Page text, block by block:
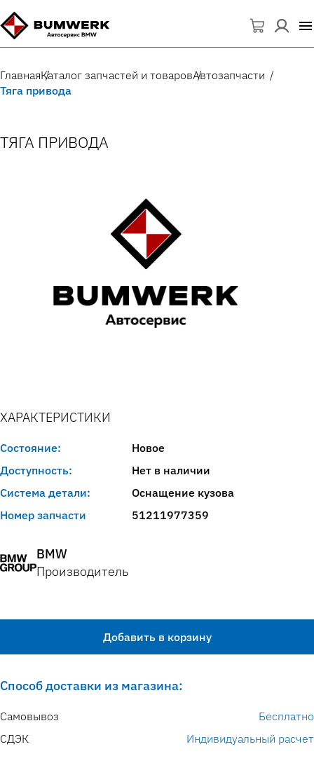
ГлавнаяКаталог запчастей и товаровАвтозапчасти
Тяга привода
ТЯГА ПРИВОДА
ХАРАКТЕРИСТИКИ
Состояние:
Новое
Доступность:
Нет в наличии
Система детали:
Оснащение кузова
Номер запчасти
51211977359
BMW
Производитель
Добавить в корзину
Способ доставки из магазина:
Самовывоз
Бесплатно
СДЭК
Индивидуальный расчет